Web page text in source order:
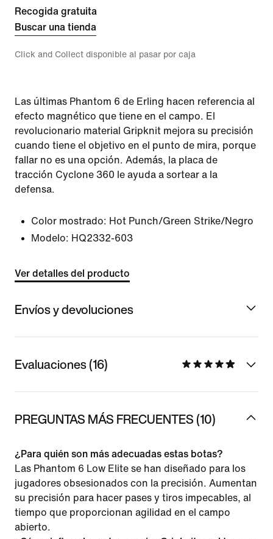
Recogida gratuita
Buscar una tienda
Click and Collect disponible al pasar por caja
Las últimas Phantom 6 de Erling hacen referencia al
efecto magnético que tiene en el campo. El
revolucionario material Gripknit mejora su precisión
cuando tiene el objetivo en el punto de mira, porque
fallar no es una opción. Además, la placa de
tracción Cyclone 360 le ayuda a sortear a la
defensa.
Color mostrado: Hot Punch/Green Strike/Negro
Modelo: HQ2332-603
Ver detalles del producto
Envíos y devoluciones
Evaluaciones (16)
PREGUNTAS MÁS FRECUENTES (10)
¿Para quién son más adecuadas estas botas?
Las Phantom 6 Low Elite se han diseñado para los
jugadores obsesionados con la precisión. Aumentan
su precisión para hacer pases y tiros impecables, al
tiempo que proporcionan agilidad en el campo
abierto.